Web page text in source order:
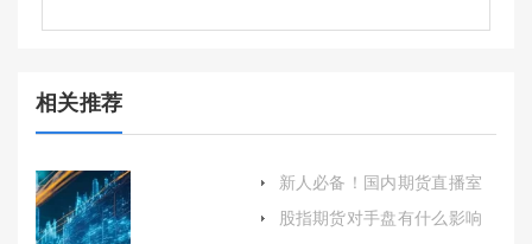
相关推荐
新人必备！国内期货直播室
线直播)
股指期货对手盘有什么影响